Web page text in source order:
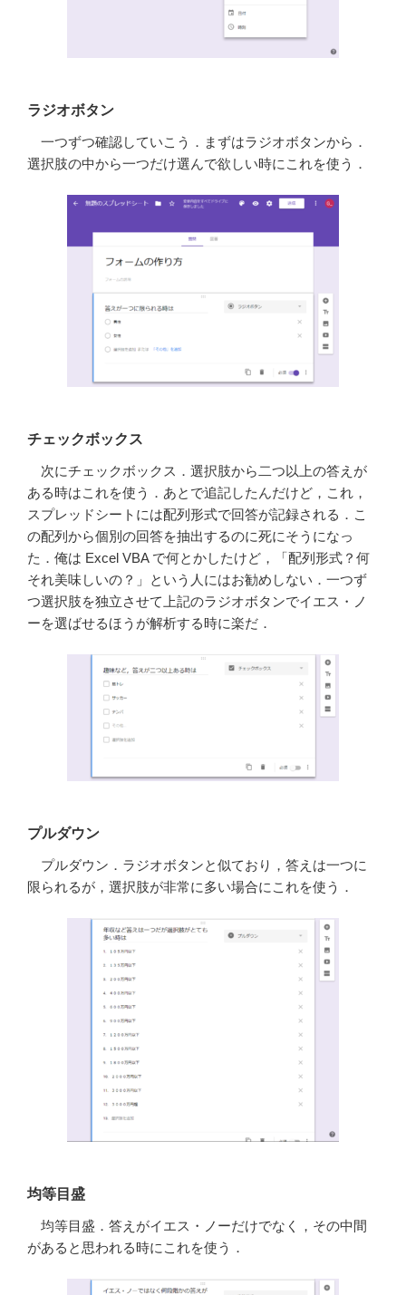
ラジオボタン
一つずつ確認していこう．まずはラジオボタンから．
選択肢の中から一つだけ選んで欲しい時にこれを使う．
チェックボックス
次にチェックボックス．選択肢から二つ以上の答えが
ある時はこれを使う．あとで追記したんだけど，これ，
スプレッドシートには配列形式で回答が記録される．こ
の配列から個別の回答を抽出するのに死にそうになっ
た．俺は Excel VBA で何とかしたけど，「配列形式？何
それ美味しいの？」という人にはお勧めしない．一つず
つ選択肢を独立させて上記のラジオボタンでイエス・ノ
ーを選ばせるほうが解析する時に楽だ．
プルダウン
プルダウン．ラジオボタンと似ており，答えは一つに
限られるが，選択肢が非常に多い場合にこれを使う．
均等目盛
均等目盛．答えがイエス・ノーだけでなく，その中間
があると思われる時にこれを使う．